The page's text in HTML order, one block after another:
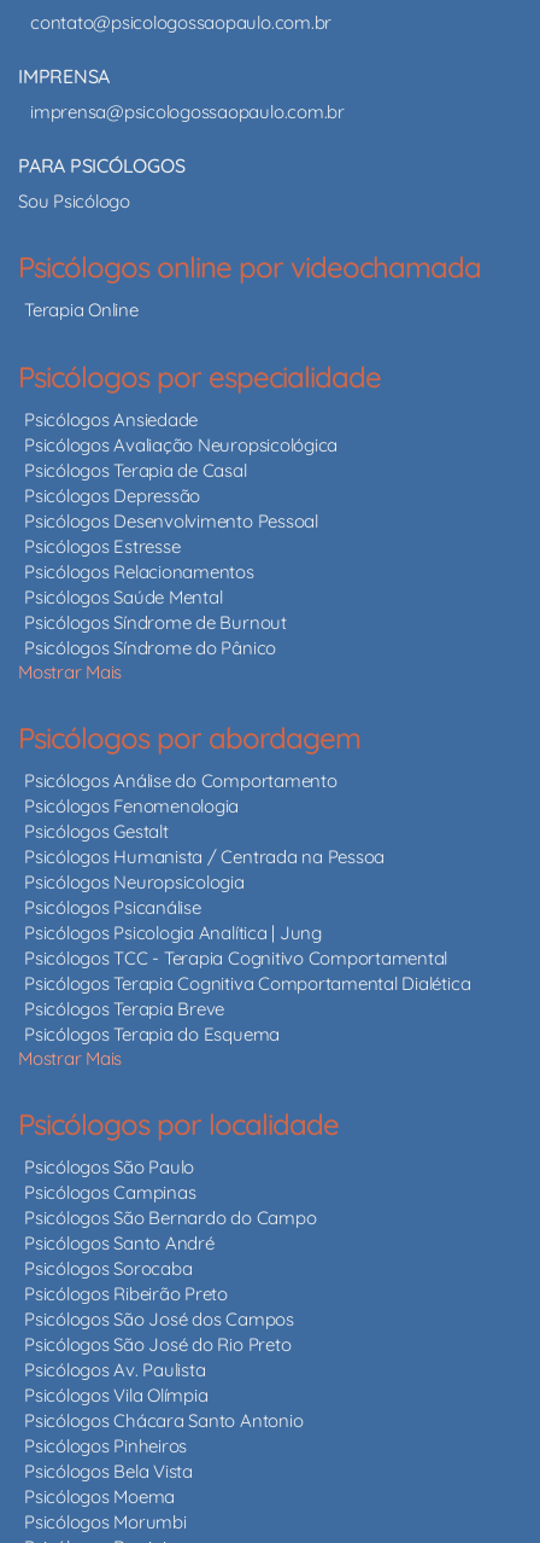
contato@psicologossaopaulo.com.br
IMPRENSA
imprensa@psicologossaopaulo.com.br
PARA PSICÓLOGOS
Sou Psicólogo
Psicólogos online por videochamada
Terapia Online
Psicólogos por especialidade
Psicólogos Ansiedade
Psicólogos Avaliação Neuropsicológica
Psicólogos Terapia de Casal
Psicólogos Depressão
Psicólogos Desenvolvimento Pessoal
Psicólogos Estresse
Psicólogos Relacionamentos
Psicólogos Saúde Mental
Psicólogos Síndrome de Burnout
Psicólogos Síndrome do Pânico
Mostrar Mais
Psicólogos por abordagem
Psicólogos Análise do Comportamento
Psicólogos Fenomenologia
Psicólogos Gestalt
Psicólogos Humanista / Centrada na Pessoa
Psicólogos Neuropsicologia
Psicólogos Psicanálise
Psicólogos Psicologia Analítica | Jung
Psicólogos TCC - Terapia Cognitivo Comportamental
Psicólogos Terapia Cognitiva Comportamental Dialética
Psicólogos Terapia Breve
Psicólogos Terapia do Esquema
Mostrar Mais
Psicólogos por localidade
Psicólogos São Paulo
Psicólogos Campinas
Psicólogos São Bernardo do Campo
Psicólogos Santo André
Psicólogos Sorocaba
Psicólogos Ribeirão Preto
Psicólogos São José dos Campos
Psicólogos São José do Rio Preto
Psicólogos Av. Paulista
Psicólogos Vila Olímpia
Psicólogos Chácara Santo Antonio
Psicólogos Pinheiros
Psicólogos Bela Vista
Psicólogos Moema
Psicólogos Morumbi